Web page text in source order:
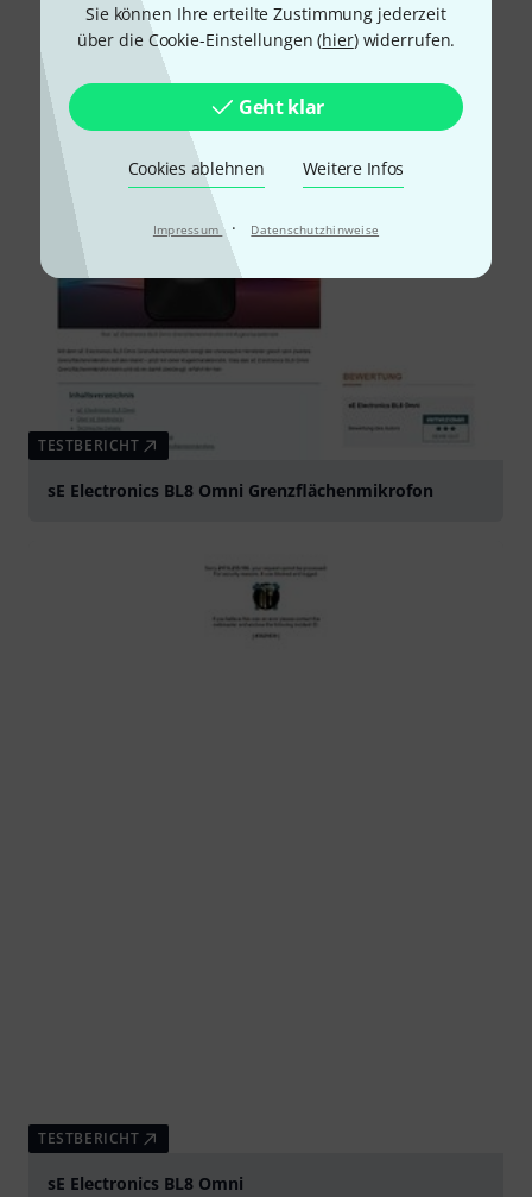
Sie können Ihre erteilte Zustimmung jederzeit
über die Cookie-Einstellungen (hier) widerrufen.
Geht klar
Cookies ablehnen Weitere Infos
Impressum · Datenschutzhinweise
TESTBERICHT
sE Electronics BL8 Omni Grenzflächenmikrofon
TESTBERICHT
sE Electronics BL8 Omni